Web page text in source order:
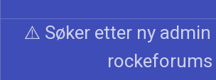
⚠️ Søker etter ny admin
rockeforums